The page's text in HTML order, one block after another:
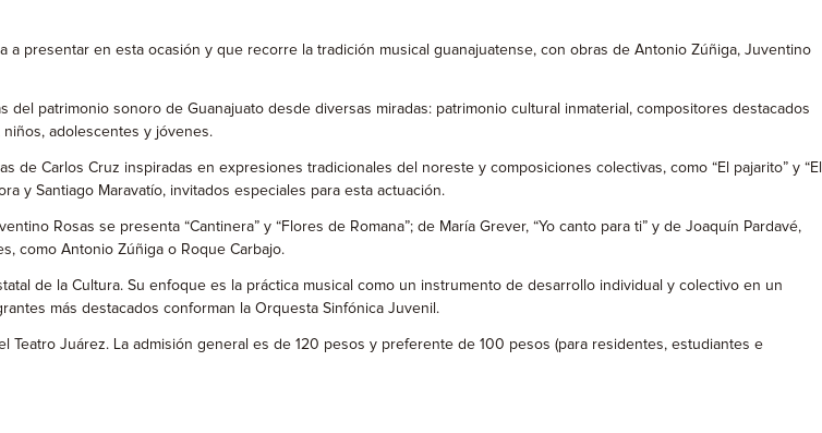
a presentar en esta ocasión y que recorre la tradición musical guanajuatense, con obras de Antonio Zúñiga, Juventino
patrimonio sonoro de Guanajuato desde diversas miradas: patrimonio cultural inmaterial, compositores destacados
adolescentes y jóvenes.
de Carlos Cruz inspiradas en expresiones tradicionales del noreste y composiciones colectivas, como “El pajarito” y “El
y Santiago Maravatío, invitados especiales para esta actuación.
Rosas se presenta “Cantinera” y “Flores de Romana”; de María Grever, “Yo canto para ti” y de Joaquín Pardavé,
como Antonio Zúñiga o Roque Carbajo.
de la Cultura. Su enfoque es la práctica musical como un instrumento de desarrollo individual y colectivo en un
más destacados conforman la Orquesta Sinfónica Juvenil.
Teatro Juárez. La admisión general es de 120 pesos y preferente de 100 pesos (para residentes, estudiantes e